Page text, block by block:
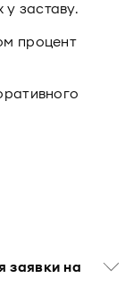
у заставу.
процент
заявки на